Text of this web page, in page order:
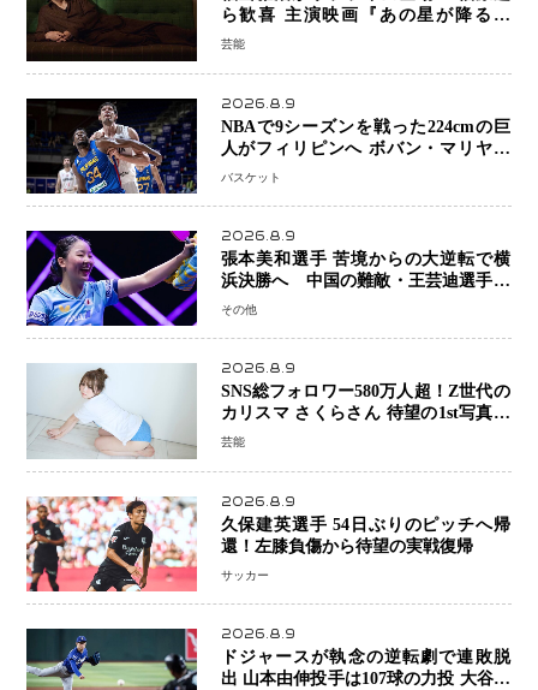
ら歓喜 主演映画『あの星が降る丘
で、君とまた出会いたい。』舞台あい
芸能
2026.8.9
NBAで9シーズンを戦った224cmの巨
人がフィリピンへ ボバン・マリヤノ
ビッチ ジョーンズカップで新たな挑
バスケット
2026.8.9
張本美和選手 苦境からの大逆転で横
浜決勝へ 中国の難敵・王芸迪選手を
撃破「ここからまた行くぞ」兄・智和
その他
2026.8.9
SNS総フォロワー580万人超！Z世代の
カリスマ さくらさん 待望の1st写真集
が11月5日発売決定 沖縄で“今しか残
芸能
2026.8.9
久保建英選手 54日ぶりのピッチへ帰
還！左膝負傷から待望の実戦復帰
サッカー
2026.8.9
ドジャースが執念の逆転劇で連敗脱
出 山本由伸投手は107球の力投 大谷翔